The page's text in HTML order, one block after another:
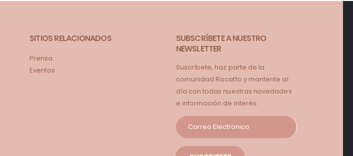
SITIOS RELACIONADOS
Prensa
Eventos
SUBSCRÍBETE A NUESTRO
NEWSLETTER
Suscríbete, haz parte de la
comunidad Riscatto y mantente al
día con todas nuestras novedades
e información de interés: